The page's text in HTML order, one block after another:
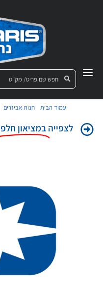
עמוד הבית חנות אביזרים
לצפייהבמציאון